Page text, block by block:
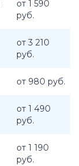
от 1 590
руб.
от 3 210
руб.
от 980 руб.
от 1 490
руб.
от 1 190
руб.